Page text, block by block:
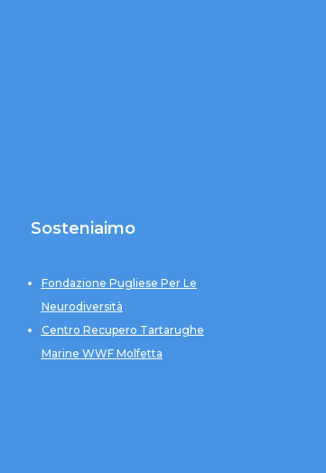
Sosteniaimo
Fondazione Pugliese Per Le
Neurodiversità
Centro Recupero Tartarughe
Marine WWF Molfetta